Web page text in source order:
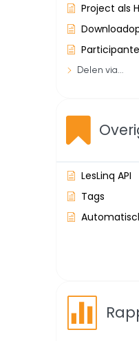
Project als
Delen via...
LesLinq API
Tags